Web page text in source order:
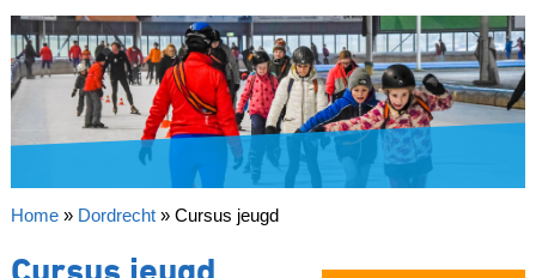
Home» Dordrecht» Cursus jeugd